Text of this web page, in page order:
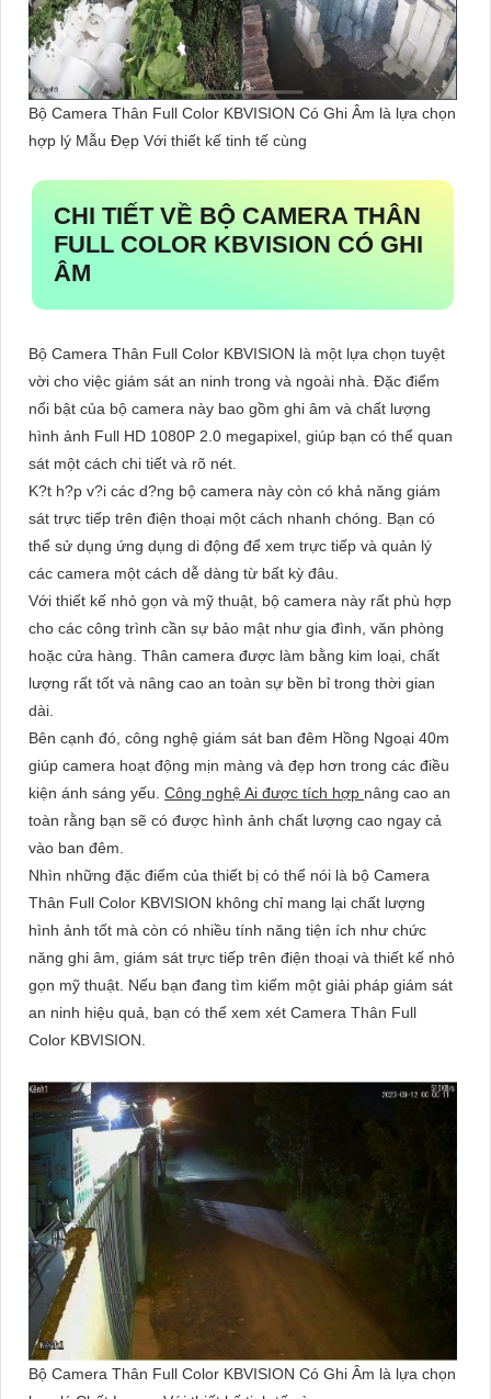
Bộ Camera Thân Full Color KBVISION Có Ghi Âm là lựa chọn
hợp lý Mẫu Đẹp Với thiết kế tinh tế cùng
CHI TIẾT VỀ BỘ CAMERA THÂN
FULL COLOR KBVISION CÓ GHI
ÂM
Bộ Camera Thân Full Color KBVISION là một lựa chọn tuyệt
vời cho việc giám sát an ninh trong và ngoài nhà. Đặc điểm
nổi bật của bộ camera này bao gồm ghi âm và chất lượng
hình ảnh Full HD 1080P 2.0 megapixel, giúp bạn có thể quan
sát một cách chi tiết và rõ nét.
K?t h?p v?i các d?ng bộ camera này còn có khả năng giám
sát trực tiếp trên điện thoại một cách nhanh chóng. Bạn có
thể sử dụng ứng dụng di động để xem trực tiếp và quản lý
các camera một cách dễ dàng từ bất kỳ đâu.
Với thiết kế nhỏ gọn và mỹ thuật, bộ camera này rất phù hợp
cho các công trình cần sự bảo mật như gia đình, văn phòng
hoặc cửa hàng. Thân camera được làm bằng kim loại, chất
lượng rất tốt và nâng cao an toàn sự bền bỉ trong thời gian
dài.
Bên cạnh đó, công nghệ giám sát ban đêm Hồng Ngoại 40m
giúp camera hoạt động mịn màng và đẹp hơn trong các điều
kiện ánh sáng yếu. Công nghệ Ai được tích hợp nâng cao an
toàn rằng bạn sẽ có được hình ảnh chất lượng cao ngay cả
vào ban đêm.
Nhìn những đặc điểm của thiết bị có thể nói là bộ Camera
Thân Full Color KBVISION không chỉ mang lại chất lượng
hình ảnh tốt mà còn có nhiều tính năng tiện ích như chức
năng ghi âm, giám sát trực tiếp trên điện thoại và thiết kế nhỏ
gọn mỹ thuật. Nếu bạn đang tìm kiếm một giải pháp giám sát
an ninh hiệu quả, bạn có thể xem xét Camera Thân Full
Color KBVISION.
Bộ Camera Thân Full Color KBVISION Có Ghi Âm là lựa chọn